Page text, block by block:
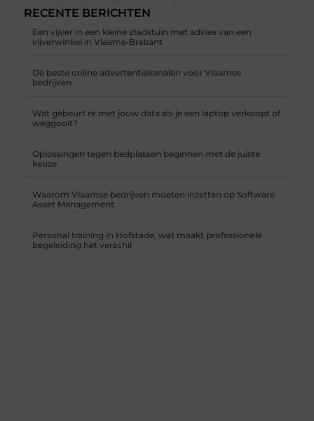
RECENTE BERICHTEN
Een vijver in een kleine stadstuin met advies van een
vijverwinkel in Vlaams-Brabant
De beste online advertentiekanalen voor Vlaamse
bedrijven
Wat gebeurt er met jouw data als je een laptop verkoopt of
weggooit?
Oplossingen tegen bedplassen beginnen met de juiste
keuze
Waarom Vlaamse bedrijven moeten inzetten op Software
Asset Management
Personal training in Hofstade, wat maakt professionele
begeleiding het verschil